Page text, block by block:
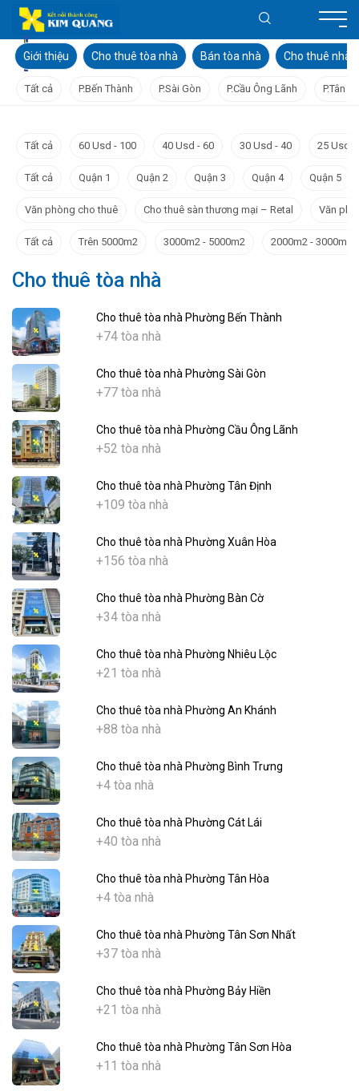
Giới thiệu Cho thuê tòa nhà Bán tòa nhà Cho thuê nhà
Tất cả P.Bến Thành P.Sài Gòn P.Cầu Ông Lãnh P.Tân
Tất cả 60 Usd - 100 40 Usd - 60 30 Usd - 40 25 Usd -
Tất cả Quận 1 Quận 2 Quận 3 Quận 4 Quận 5
Văn phòng cho thuê Cho thuê sàn thương mại – Retal Văn
Tất cả Trên 5000m2 3000m2 - 5000m2 2000m2 - 3000m2
Cho thuê tòa nhà
Cho thuê tòa nhà Phường Bến Thành
+74 tòa nhà
Cho thuê tòa nhà Phường Sài Gòn
+77 tòa nhà
Cho thuê tòa nhà Phường Cầu Ông Lãnh
+52 tòa nhà
Cho thuê tòa nhà Phường Tân Định
+109 tòa nhà
Cho thuê tòa nhà Phường Xuân Hòa
+156 tòa nhà
Cho thuê tòa nhà Phường Bàn Cờ
+34 tòa nhà
Cho thuê tòa nhà Phường Nhiêu Lộc
+21 tòa nhà
Cho thuê tòa nhà Phường An Khánh
+88 tòa nhà
Cho thuê tòa nhà Phường Bình Trưng
+4 tòa nhà
Cho thuê tòa nhà Phường Cát Lái
+40 tòa nhà
Cho thuê tòa nhà Phường Tân Hòa
+4 tòa nhà
Cho thuê tòa nhà Phường Tân Sơn Nhất
+37 tòa nhà
Cho thuê tòa nhà Phường Bảy Hiền
+21 tòa nhà
Cho thuê tòa nhà Phường Tân Sơn Hòa
+11 tòa nhà